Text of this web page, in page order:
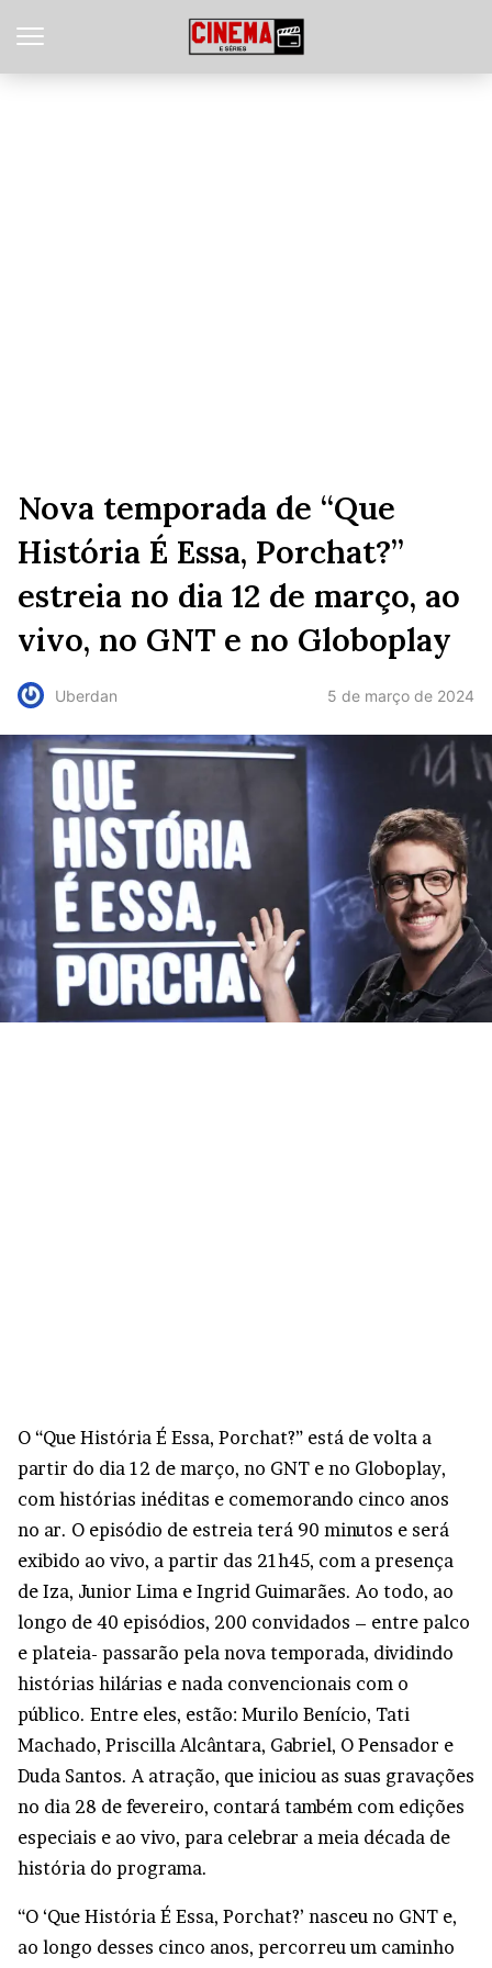
Nova temporada de “Que
História É Essa, Porchat?”
estreia no dia 12 de março, ao
vivo, no GNT e no Globoplay
Uberdan 5 de março de 2024
O “Que História É Essa, Porchat?” está de volta a
partir do dia 12 de março, no GNT e no Globoplay,
com histórias inéditas e comemorando cinco anos
no ar. O episódio de estreia terá 90 minutos e será
exibido ao vivo, a partir das 21h45, com a presença
de Iza, Junior Lima e Ingrid Guimarães. Ao todo, ao
longo de 40 episódios, 200 convidados – entre palco
e plateia- passarão pela nova temporada, dividindo
histórias hilárias e nada convencionais com o
público. Entre eles, estão: Murilo Benício, Tati
Machado, Priscilla Alcântara, Gabriel, O Pensador e
Duda Santos. A atração, que iniciou as suas gravações
no dia 28 de fevereiro, contará também com edições
especiais e ao vivo, para celebrar a meia década de
história do programa.
“O ‘Que História É Essa, Porchat?’ nasceu no GNT e,
ao longo desses cinco anos, percorreu um caminho